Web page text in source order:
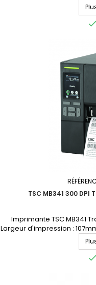

TSC MB341 300 DPI
Imprimante TSC MB341
Largeur d'impression :
Ethernet, USB host
